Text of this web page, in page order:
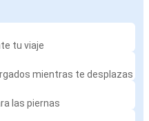
tu viaje
mientras te desplazas
las piernas